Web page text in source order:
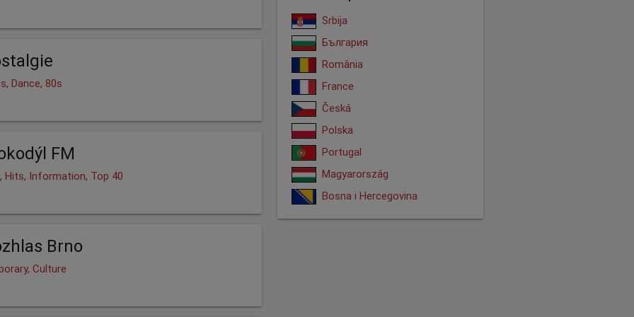
Dance, 80s
FM
Hits, Information, Top 40
Brno
Culture
Srbija
България
România
France
Česká
Polska
Portugal
Magyarország
Bosna i Hercegovina